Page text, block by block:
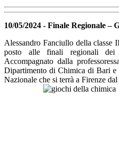
10/05/2024 - Finale Regionale –
Alessandro Fanciullo della classe
posto alle finali regionali
Accompagnato dalla
Dipartimento di Chimica di Bari
Nazionale che si terrà a Firenze